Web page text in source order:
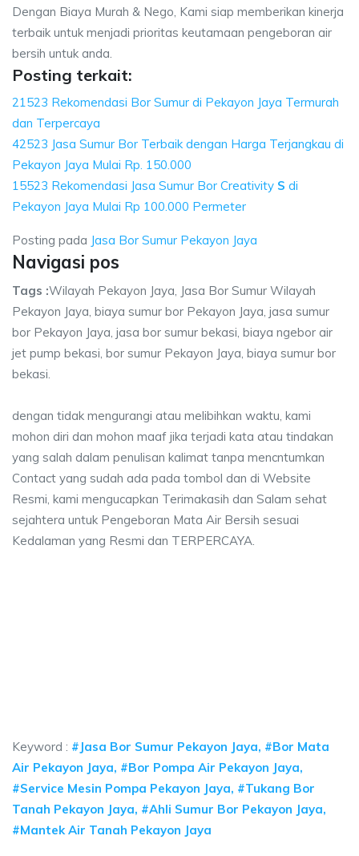
Dengan Biaya Murah & Nego, Kami siap memberikan kinerja
terbaik untuk menjadi prioritas keutamaan pengeboran air
bersih untuk anda.
Posting terkait:
21523 Rekomendasi Bor Sumur di Pekayon Jaya Termurah
dan Terpercaya
42523 Jasa Sumur Bor Terbaik dengan Harga Terjangkau di
Pekayon Jaya Mulai Rp. 150.000
15523 Rekomendasi Jasa Sumur Bor Creativity S di
Pekayon Jaya Mulai Rp 100.000 Permeter
Posting pada Jasa Bor Sumur Pekayon Jaya
Navigasi pos
Tags :Wilayah Pekayon Jaya, Jasa Bor Sumur Wilayah
Pekayon Jaya, biaya sumur bor Pekayon Jaya, jasa sumur
bor Pekayon Jaya, jasa bor sumur bekasi, biaya ngebor air
jet pump bekasi, bor sumur Pekayon Jaya, biaya sumur bor
bekasi.
dengan tidak mengurangi atau melibihkan waktu, kami
mohon diri dan mohon maaf jika terjadi kata atau tindakan
yang salah dalam penulisan kalimat tanpa mencntumkan
Contact yang sudah ada pada tombol dan di Website
Resmi, kami mengucapkan Terimakasih dan Salam sehat
sejahtera untuk Pengeboran Mata Air Bersih sesuai
Kedalaman yang Resmi dan TERPERCAYA.
Keyword : #Jasa Bor Sumur Pekayon Jaya, #Bor Mata
Air Pekayon Jaya, #Bor Pompa Air Pekayon Jaya,
#Service Mesin Pompa Pekayon Jaya, #Tukang Bor
Tanah Pekayon Jaya, #Ahli Sumur Bor Pekayon Jaya,
#Mantek Air Tanah Pekayon Jaya